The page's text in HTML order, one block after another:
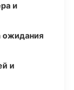
и
ожидания
и